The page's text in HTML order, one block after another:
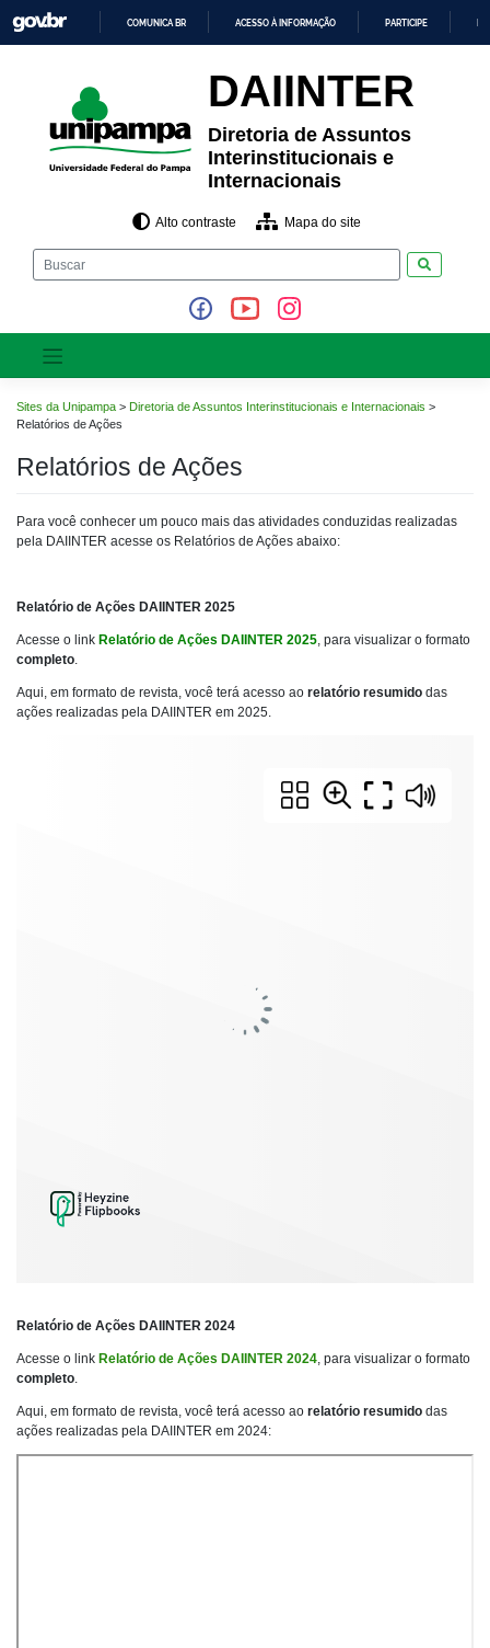
para
o
O
CONTEÚDO
COMUNICA BR ACESSO À INFORMAÇÃO PARTICIPE
DAIINTER
Diretoria de Assuntos
Interinstitucionais e
Internacionais
Alto contraste Mapa do site
Sites da Unipampa > Diretoria de Assuntos Interinstitucionais e Internacionais >
Relatórios de Ações
Relatórios de Ações
Para você conhecer um pouco mais das atividades conduzidas realizadas
pela DAIINTER acesse os Relatórios de Ações abaixo:
Relatório de Ações DAIINTER 2025
Acesse o link Relatório de Ações DAIINTER 2025, para visualizar o formato
completo.
Aqui, em formato de revista, você terá acesso ao relatório resumido das
ações realizadas pela DAIINTER em 2025.
Relatório de Ações DAIINTER 2024
Acesse o link Relatório de Ações DAIINTER 2024, para visualizar o formato
completo.
Aqui, em formato de revista, você terá acesso ao relatório resumido das
ações realizadas pela DAIINTER em 2024: